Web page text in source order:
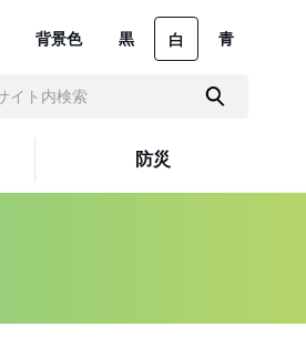
防災
背景色 黒 白 青